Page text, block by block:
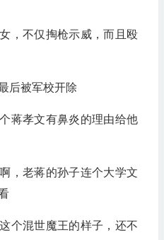
，不仅掏枪示威，而且殴
后被军校开除
蒋孝文有鼻炎的理由给他
，老蒋的孙子连个大学文
个混世魔王的样子，还不